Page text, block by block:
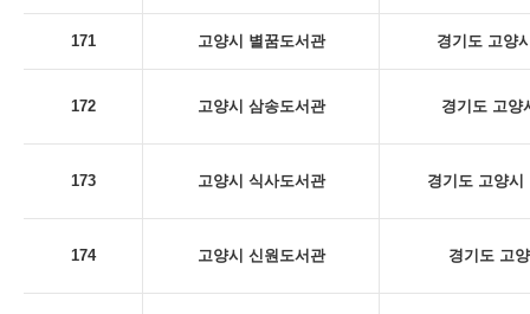
171 고양시 별꿈도서관 경기도 고양
172 고양시 삼송도서관 경기도 고양
173 고양시 식사도서관 경기도 고양시
174 고양시 신원도서관 경기도 고